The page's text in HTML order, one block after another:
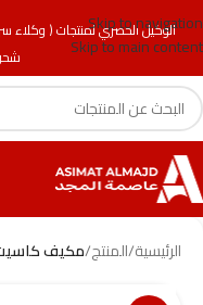
الوكيل الحصري لمنتجات (
Skip to navigation
Skip to main content
الرئيسية/المنتج/مكيف كاسيت كولين 41200